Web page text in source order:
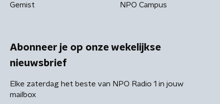
Gemist NPO Campus
Abonneer je op onze wekelijkse
nieuwsbrief
Elke zaterdag het beste van NPO Radio 1 in jouw
mailbox